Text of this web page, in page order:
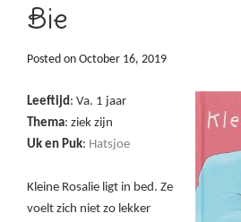
Bie
Posted on October 16, 2019
Leeftijd: Va. 1 jaar
Thema: ziek zijn
Uk en Puk: Hatsjoe
Kleine Rosalie ligt in bed. Ze
voelt zich niet zo lekker